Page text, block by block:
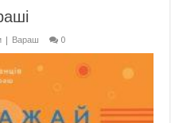
| Вараш 0